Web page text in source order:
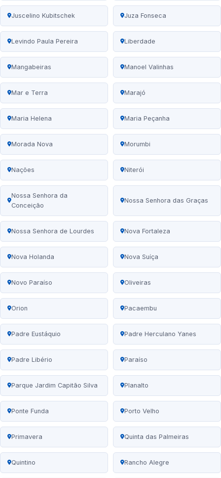
Juscelino Kubitschek Juza Fonseca
Levindo Paula Pereira Liberdade
Mangabeiras Manoel Valinhas
Mar e Terra Marajó
Maria Helena Maria Peçanha
Morada Nova Morumbi
Nações Niterói
Nossa Senhora da
Conceição
Nossa Senhora das Graças
Nossa Senhora de Lourdes Nova Fortaleza
Nova Holanda Nova Suíça
Novo Paraíso Oliveiras
Orion Pacaembu
Padre Eustáquio Padre Herculano Yanes
Padre Libério Paraíso
Parque Jardim Capitão Silva Planalto
Ponte Funda Porto Velho
Primavera Quinta das Palmeiras
Quintino Rancho Alegre